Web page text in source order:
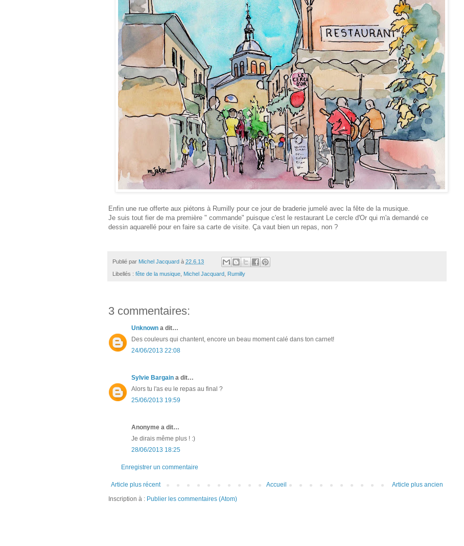
Enfin une rue offerte aux piétons à Rumilly pour ce jour de braderie jumelé avec la fête de la musique.
Je suis tout fier de ma première " commande" puisque c'est le restaurant Le cercle d'Or qui m'a demandé ce
dessin aquarellé pour en faire sa carte de visite. Ça vaut bien un repas, non ?
Publié par Michel Jacquard à 22.6.13
Libellés : fête de la musique Michel Jacquard Rumilly
3 commentaires:
Unknown a dit…
Des couleurs qui chantent, encore un beau moment calé dans ton carnet!
24/06/2013 22:08
Sylvie Bargain a dit…
Alors tu l'as eu le repas au final ?
25/06/2013 19:59
Anonyme a dit…
Je dirais même plus ! :)
28/06/2013 18:25
Enregistrer un commentaire
Article plus récent Article plus ancien
Accueil
Inscription à : Publier les commentaires (Atom)